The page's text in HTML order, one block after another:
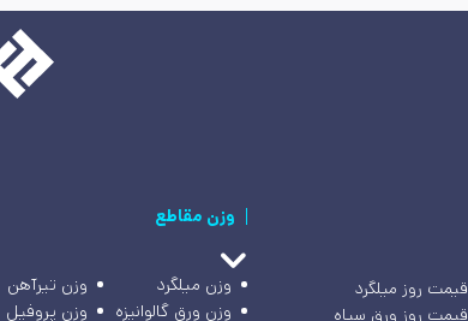
قیمت روز میلگرد
قیمت روز ورق سیاه
وزن مقاطع
وزن میلگرد
وزن تیرآهن
وزن ورق گالوانیزه
وزن پروفیل